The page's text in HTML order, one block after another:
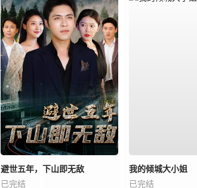
避世五年，下山即无敌
已完结
我的倾城大小姐
已完结